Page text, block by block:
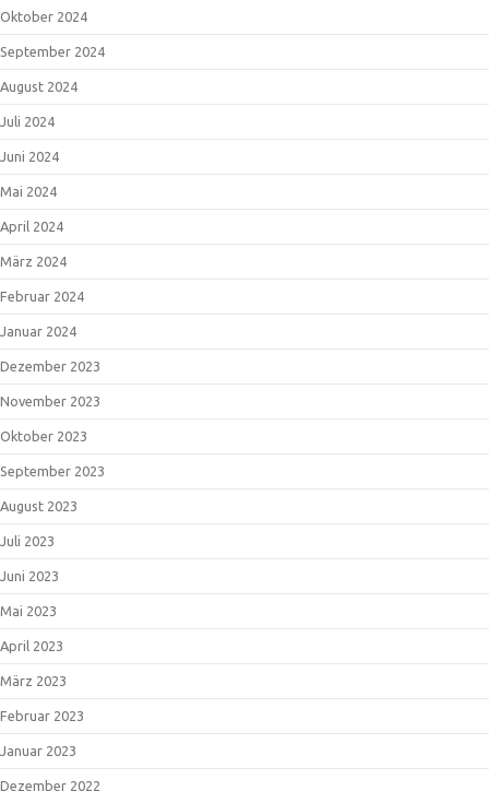
Oktober 2024
September 2024
August 2024
Juli 2024
Juni 2024
Mai 2024
April 2024
März 2024
Februar 2024
Januar 2024
Dezember 2023
November 2023
Oktober 2023
September 2023
August 2023
Juli 2023
Juni 2023
Mai 2023
April 2023
März 2023
Februar 2023
Januar 2023
Dezember 2022